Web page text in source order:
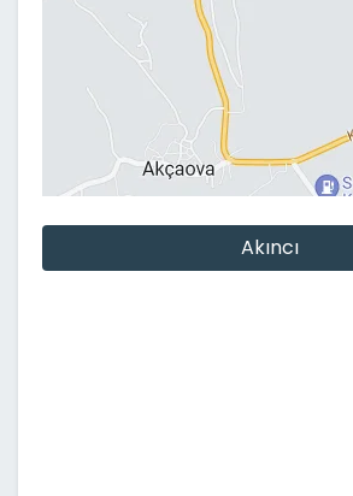
Akıncı